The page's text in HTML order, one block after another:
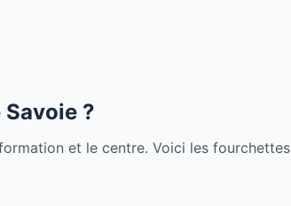
?
et le centre. Voici les fourchettes